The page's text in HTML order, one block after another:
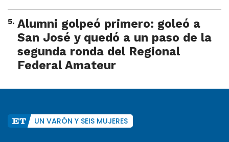
5. Alumni golpeó primero: goleó a
San José y quedó a un paso de la
segunda ronda del Regional
Federal Amateur
UN VARÓN Y SEIS MUJERES